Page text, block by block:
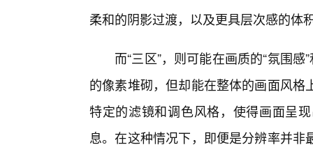
柔和的阴影过渡，以及更具层次感的体
而“三区”，则可能在画质的“氛围
的像素堆砌，但却能在整体的画面风
特定的滤镜和调色风格，使得画面呈
息。在这种情况下，即便是分辨率并